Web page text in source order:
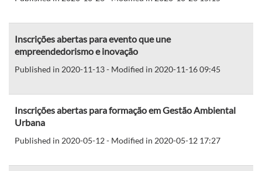
Inscrições abertas para evento que une
empreendedorismo e inovação
Published in 2020-11-13 - Modified in 2020-11-16 09:45
Inscrições abertas para formação em Gestão Ambiental
Urbana
Published in 2020-05-12 - Modified in 2020-05-12 17:27